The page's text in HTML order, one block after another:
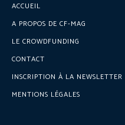
ACCUEIL
A PROPOS DE CF-MAG
LE CROWDFUNDING
CONTACT
INSCRIPTION À LA NEWSLETTER
MENTIONS LÉGALES